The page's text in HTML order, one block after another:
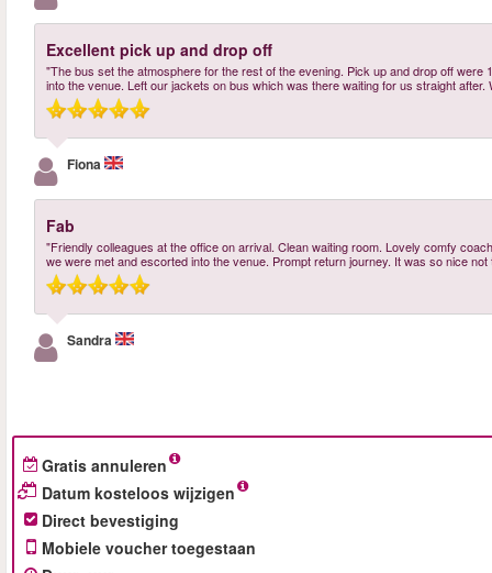
Excellent pick up and drop off
"The bus set the atmosphere for the rest of the evening. Pick up and drop off
into the venue. Left our jackets on bus which was there waiting for us straight
Fiona
Fab
"Friendly colleagues at the office on arrival. Clean waiting room. Lovely comfy
we were met and escorted into the venue. Prompt return journey. It was so nice
Sandra
Gratis annuleren
Datum kosteloos wijzigen
Direct bevestiging
Mobiele voucher toegestaan